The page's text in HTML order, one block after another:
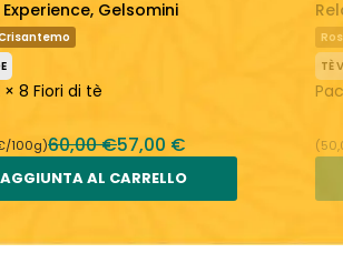
Gelsomini
× 8 Fiori di tè
100g)60,00 €57,00 €
AGGIUNTA AL CARRELLO
TÈ